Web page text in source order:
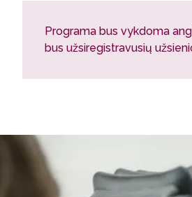
Programa bus vykdoma
bus užsiregistravusių